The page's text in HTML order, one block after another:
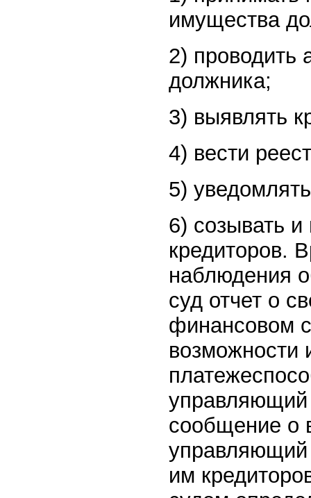
имущества
2) проводить
должника;
3) выявлять
4) вести
5)
6) созывать
кредиторов.
наблюдения
суд отчет о
финансовом
возможности
управляющий
сообщение о
управляющий
им